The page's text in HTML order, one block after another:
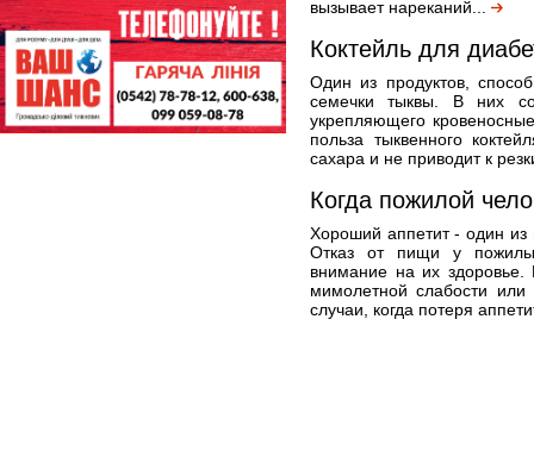
вызывает нареканий...
Коктейль для
Один из продуктов,
семечки тыквы. В них
укрепляющего
польза тыквенного
сахара и не приводит к
Когда пожилой
Хороший аппетит - один из
Отказ от пищи у
внимание на их
мимолетной слабости или
случаи, когда потеря